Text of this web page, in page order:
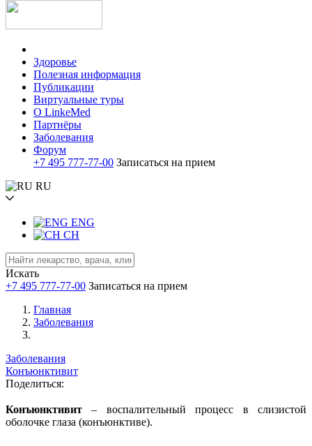
Здоровье
Полезная информация
Публикации
Виртуальные туры
О LinkeMed
Партнёры
Заболевания
Форум
+7 495 777-77-00 Записаться на прием
RU
ENG
CH
Искать
+7 495 777-77-00 Записаться на прием
Главная
Заболевания
Заболевания
Конъюнктивит
Поделиться:
Конъюнктивит – воспалительный процесс в слизистой
оболочке глаза (конъюнктиве).